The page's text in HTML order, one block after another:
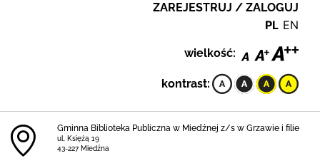
ZAREJESTRUJ / ZALOGUJ
PL EN
wielkość:
kontrast:
Gminna Biblioteka Publiczna w Miedźnej z/s w Grzawie i filie
ul. Księżą 19
43-227 Miedźna